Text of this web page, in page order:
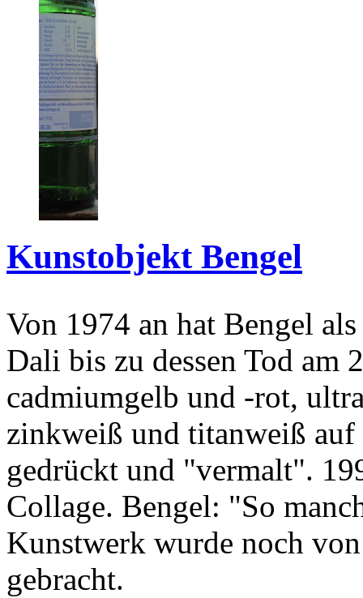
Kunstobjekt Bengel
Von 1974 an hat Bengel
Dali bis zu dessen Tod am
cadmiumgelb und -rot,
zinkweiß und titanweiß
gedrückt und "vermalt".
Collage. Bengel: "So
Kunstwerk wurde noch
gebracht.